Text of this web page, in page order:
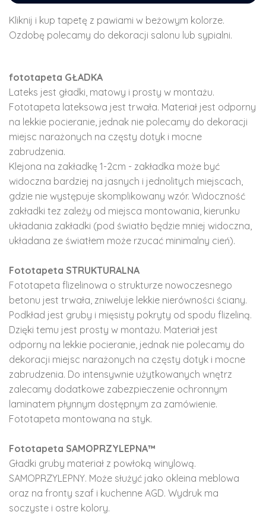
Kliknij i kup tapetę z pawiami w beżowym kolorze.
Ozdobę polecamy do dekoracji salonu lub sypialni.
fototapeta GŁADKA
Lateks jest gładki, matowy i prosty w montażu.
Fototapeta lateksowa jest trwała. Materiał jest odporny
na lekkie pocieranie, jednak nie polecamy do dekoracji
miejsc narażonych na częsty dotyk i mocne
zabrudzenia.
Klejona na zakładkę 1-2cm - zakładka może być
widoczna bardziej na jasnych i jednolitych miejscach,
gdzie nie występuje skomplikowany wzór. Widoczność
zakładki tez zależy od miejsca montowania, kierunku
układania zakładki (pod światło będzie mniej widoczna,
układana ze światłem może rzucać minimalny cień).
Fototapeta STRUKTURALNA
Fototapeta flizelinowa o strukturze nowoczesnego
betonu jest trwała, zniweluje lekkie nierówności ściany.
Podkład jest gruby i mięsisty pokryty od spodu flizeliną.
Dzięki temu jest prosty w montażu. Materiał jest
odporny na lekkie pocieranie, jednak nie polecamy do
dekoracji miejsc narażonych na częsty dotyk i mocne
zabrudzenia. Do intensywnie użytkowanych wnętrz
zalecamy dodatkowe zabezpieczenie ochronnym
laminatem płynnym dostępnym za zamówienie.
Fototapeta montowana na styk.
Fototapeta SAMOPRZYLEPNA™
Gładki gruby materiał z powłoką winylową.
SAMOPRZYLEPNY. Może służyć jako okleina meblowa
oraz na fronty szaf i kuchenne AGD. Wydruk ma
soczyste i ostre kolory.